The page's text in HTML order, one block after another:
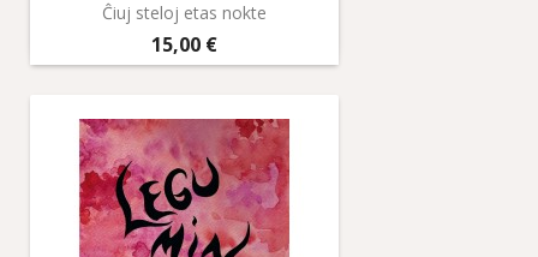
Ĉiuj steloj etas nokte
Prix
15,00 €